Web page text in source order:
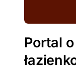
Portal